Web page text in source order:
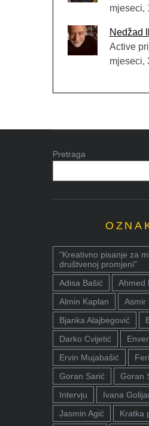
mjeseci,
Nedžad
Active
mjeseci,
Pretraga
"Kreativno pisanje za
društvenoj promjeni"
Adisa Bašić
Ahmed
Almin Kaplan
Asmir
Bjanka Alajbegović
Darko Cvijetić
Ervin Mujabašić
Goran Sarić
Goran
Intervju
Ivana
Jasmin Agić
Kratka